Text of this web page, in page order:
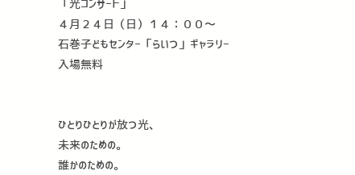
「光コンサート」
４月２４日（日）１４：００〜
石巻子どもセンター「らいつ」ギャラリー
入場無料
ひとりひとりが放つ光、
未来のための。
誰かのための。